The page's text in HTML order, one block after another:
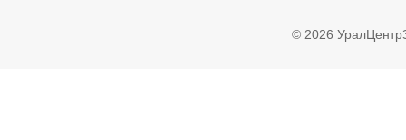
© 2026